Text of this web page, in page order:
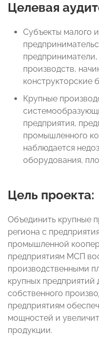
Целевая
Субъекты малого
производств,
конструкторские
Крупные
предприятия,
промышленного
наблюдается
оборудования,
Цель проекта:
Объединить крупные
региона с
промышленной
предприятиям МСП
производственными
крупных предприятий
собственного
предприятиям
мощностей и
продукции.